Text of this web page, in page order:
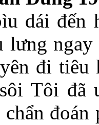
dái đến
lưng
đi
Tôi đã